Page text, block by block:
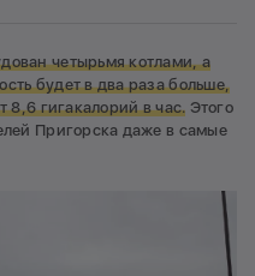
четырьмя котлами, а
будет в два раза больше,
8,6 гигакалорий в час. Этого
Пригорска даже в самые